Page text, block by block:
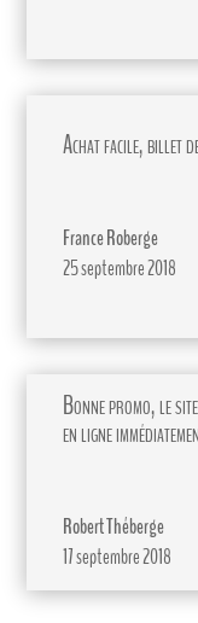
Achat facile, billet
France Roberge
25 septembre 2018
Bonne promo, le
en ligne
Robert Théberge
17 septembre 2018